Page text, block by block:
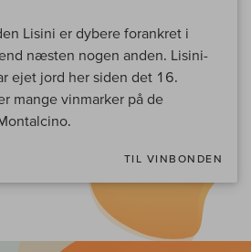
Lisini er dybere forankret i
næsten nogen anden. Lisini-
ejet jord her siden det 16.
mange vinmarker på de
TIL VINBONDEN